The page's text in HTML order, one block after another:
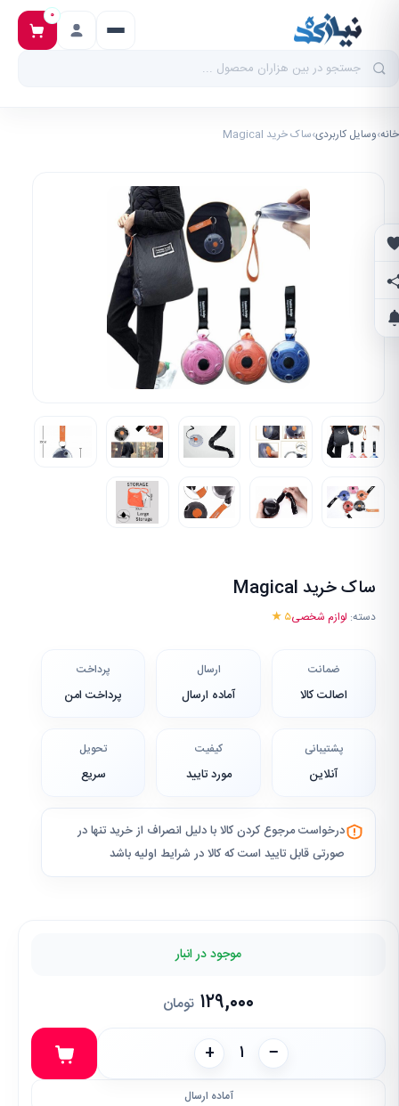
۰
خانه›وسایل کاربردی›ساک خرید Magical
موجود در انبار
۱۲۹,۰۰۰ تومان
−
+
آماده ارسال
ساک خرید Magical
دسته: لوازم شخصی۵ ★
ضمانت
اصالت کالا
ارسال
آماده ارسال
پرداخت
پرداخت امن
پشتیبانی
آنلاین
کیفیت
مورد تایید
تحویل
سریع
درخواست مرجوع کردن کالا با دلیل انصراف از خرید تنها در
صورتی قابل تایید است که کالا در شرایط اولیه باشد
علاقه‌مندی‌ها
اشتراک‌گذاری
اطلاع از تخفیف